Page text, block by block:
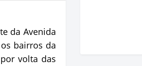
da Avenida
bairros da
volta das